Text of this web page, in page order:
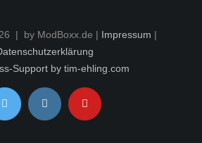
| by ModBoxx.de | Impressum |
Support by tim-ehling.com
Twitter InstagramYouTube